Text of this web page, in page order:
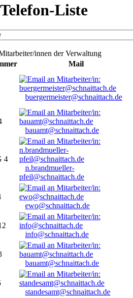
Liste
innen der Verwaltung
Mail
buergermeister@schnaittach.de
bauamt@schnaittach.de
4
n.brandmueller-
pfeil@schnaittach.de
ewo@schnaittach.de
info@schnaittach.de
bauamt@schnaittach.de
standesamt@schnaittach.de